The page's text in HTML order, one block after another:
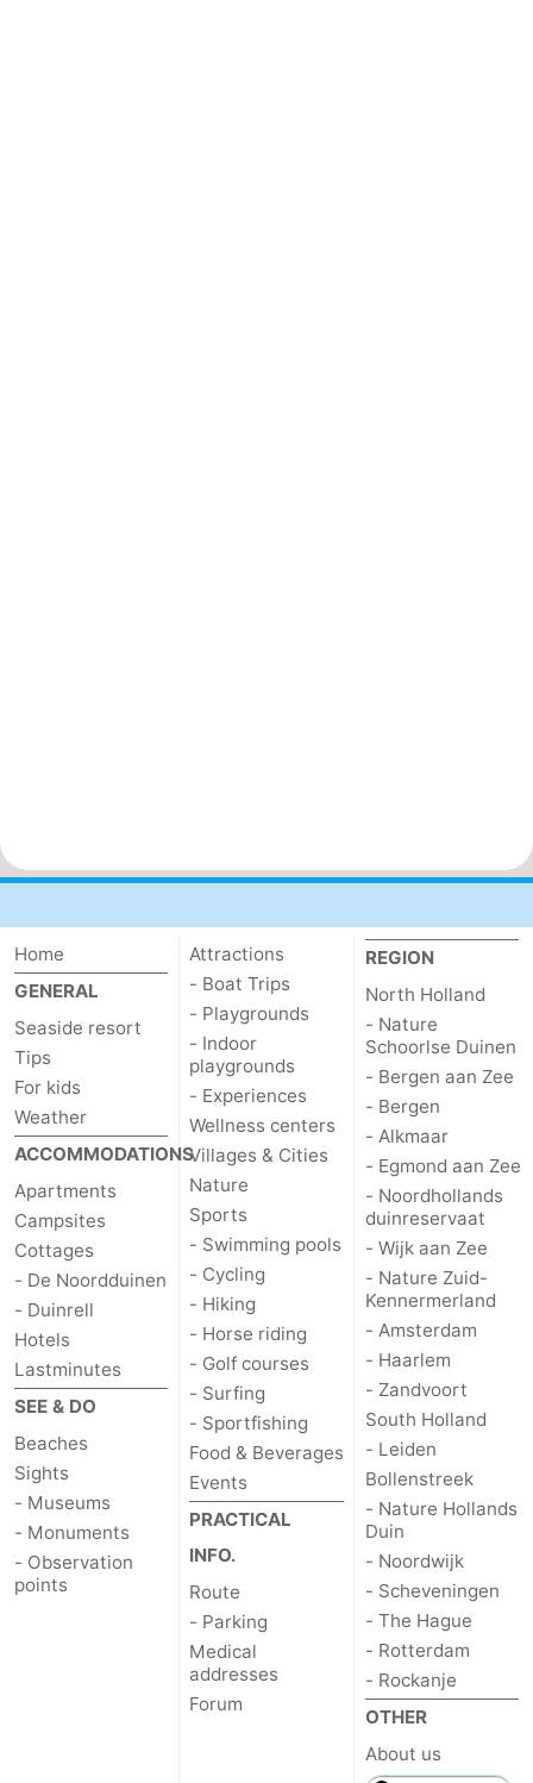
Home
GENERAL
Seaside resort
Tips
For kids
Weather
ACCOMMODATIONS
Apartments
Campsites
Cottages
- De Noordduinen
- Duinrell
Hotels
Lastminutes
SEE & DO
Beaches
Sights
- Museums
- Monuments
- Observation
points
Attractions
- Boat Trips
- Playgrounds
- Indoor
playgrounds
- Experiences
Wellness centers
Villages & Cities
Nature
Sports
- Swimming pools
- Cycling
- Hiking
- Horse riding
- Golf courses
- Surfing
- Sportfishing
Food & Beverages
Events
PRACTICAL
INFO.
Route
- Parking
Medical
addresses
Forum
REGION
North Holland
- Nature
Schoorlse Duinen
- Bergen aan Zee
- Bergen
- Alkmaar
- Egmond aan Zee
- Noordhollands
duinreservaat
- Wijk aan Zee
- Nature Zuid-
Kennermerland
- Amsterdam
- Haarlem
- Zandvoort
South Holland
- Leiden
Bollenstreek
- Nature Hollands
Duin
- Noordwijk
- Scheveningen
- The Hague
- Rotterdam
- Rockanje
OTHER
About us